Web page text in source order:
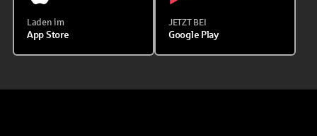
Laden im
App Store
JETZT BEI
Google Play